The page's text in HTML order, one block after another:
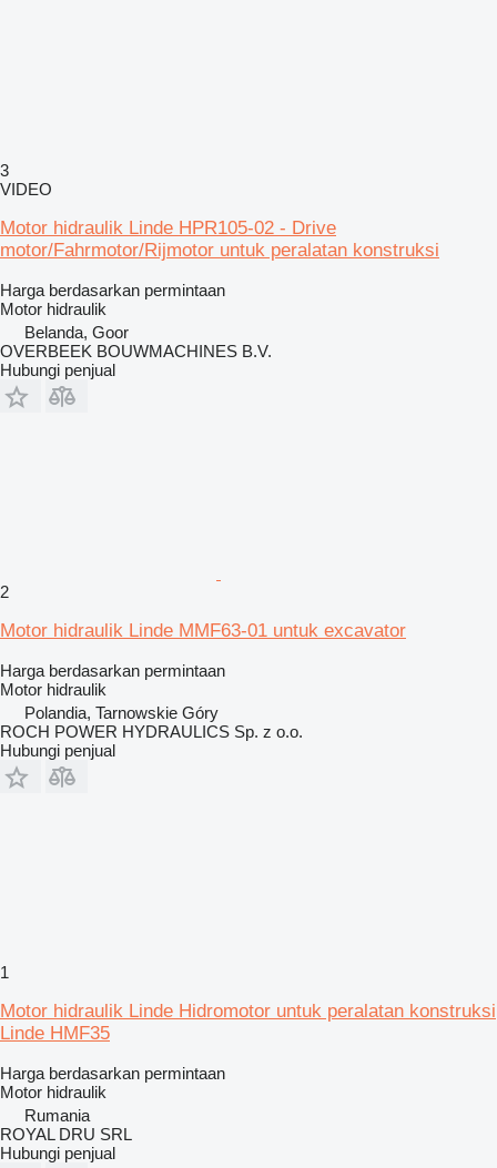
3
VIDEO
Motor hidraulik Linde HPR105-02 - Drive
motor/Fahrmotor/Rijmotor untuk peralatan konstruksi
Harga berdasarkan permintaan
Motor hidraulik
Belanda, Goor
OVERBEEK BOUWMACHINES B.V.
Hubungi penjual
2
Motor hidraulik Linde MMF63-01 untuk excavator
Harga berdasarkan permintaan
Motor hidraulik
Polandia, Tarnowskie Góry
ROCH POWER HYDRAULICS Sp. z o.o.
Hubungi penjual
1
Motor hidraulik Linde Hidromotor untuk peralatan konstruksi
Linde HMF35
Harga berdasarkan permintaan
Motor hidraulik
Rumania
ROYAL DRU SRL
Hubungi penjual